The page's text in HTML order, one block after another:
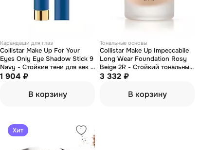
Карандаши для глаз
Collistar Make Up For Your
Eyes Only Eye Shadow Stick 9
Navy - Стойкие тени для век в
карандаше 1.4 гр
1 904 ₽
В корзину
Тональные основы
Collistar Make Up Impeccabile
Long Wear Foundation Rosy
Beige 2R - Стойкий тональный
крем водорезистентный
3 332 ₽
В корзину
Хит